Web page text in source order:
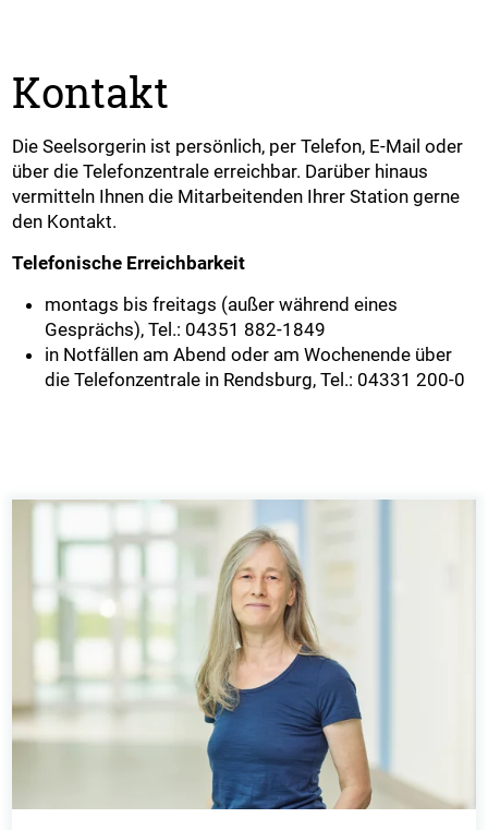
Kontakt
Die Seelsorgerin ist persönlich, per Telefon, E-Mail oder
über die Telefonzentrale erreichbar. Darüber hinaus
vermitteln Ihnen die Mitarbeitenden Ihrer Station gerne
den Kontakt.
Telefonische Erreichbarkeit
montags bis freitags (außer während eines
Gesprächs), Tel.: 04351 882-1849
in Notfällen am Abend oder am Wochenende über
die Telefonzentrale in Rendsburg, Tel.: 04331 200-0